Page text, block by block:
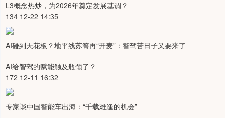
L3概念热炒，为2026年奠定发展基调？
134 12-22 14:35
AI碰到天花板？地平线苏箐再“开麦”：智驾苦日子又要来了
AI给智驾的赋能触及瓶颈了？
172 12-11 16:32
专家谈中国智能车出海：“千载难逢的机会”